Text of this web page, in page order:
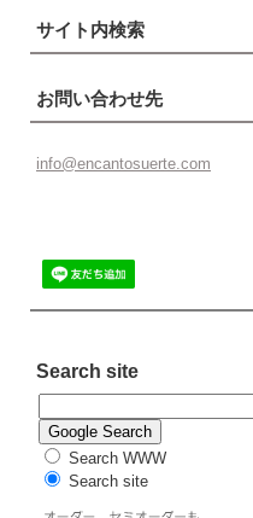
サイト内検索
お問い合わせ先
info@encantosuerte.com
Search site
Search WWW
Search site